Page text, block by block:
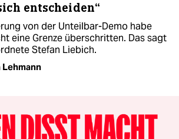
entscheiden“
von der Unteilbar-Demo habe
eine Grenze überschritten. Das sagt
Stefan Liebich.
Lehmann